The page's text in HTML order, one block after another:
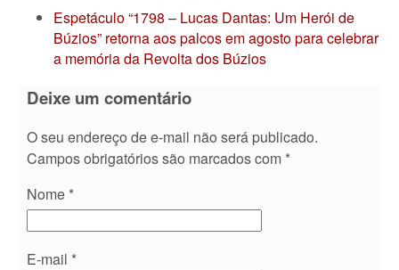
Espetáculo “1798 – Lucas Dantas: Um Herói de
Búzios” retorna aos palcos em agosto para celebrar
a memória da Revolta dos Búzios
Deixe um comentário
O seu endereço de e-mail não será publicado.
Campos obrigatórios são marcados com *
Nome *
E-mail *